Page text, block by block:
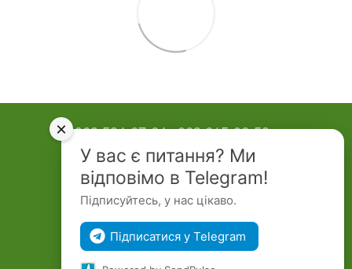
068 584-67-64 063 615-06-58
Контактна інформація
Повна версія сайту
Укр Рус
У вас є питання? Ми
відповімо в Telegram!
Підписуйтесь, у нас цікаво.
Підписатися у Telegram
×